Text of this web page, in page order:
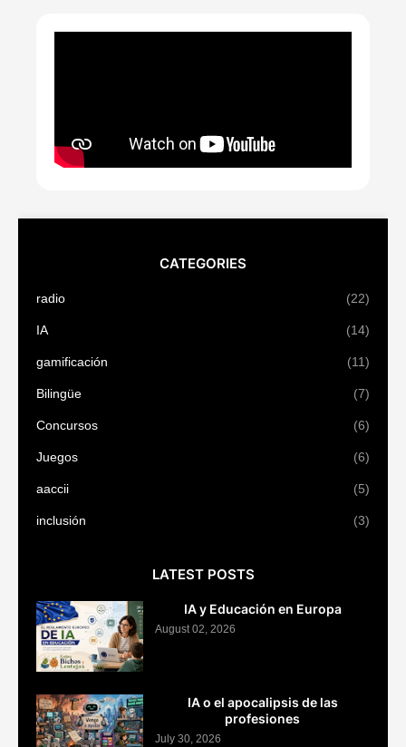
CATEGORIES
radio (22)
IA (14)
gamificación (11)
Bilingüe (7)
Concursos (6)
Juegos (6)
aaccii (5)
inclusión (3)
LATEST POSTS
IA y Educación en Europa
August 02, 2026
IA o el apocalipsis de las
profesiones
July 30, 2026